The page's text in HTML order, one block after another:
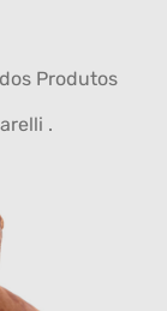
Produtos
.